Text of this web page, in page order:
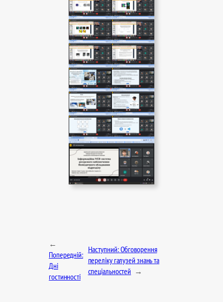
←
Попередній:
Дні
гостинності
Наступний:Обговорення
переліку галузей знань та
спеціальностей →